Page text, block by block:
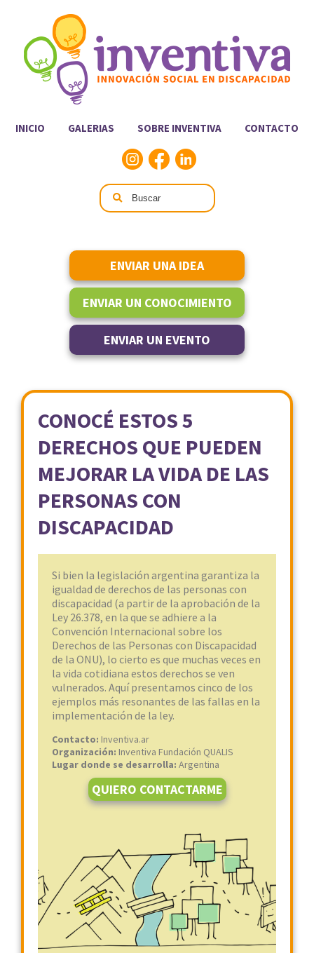
INICIO GALERIAS SOBRE INVENTIVA CONTACTO
ENVIAR UNA IDEA
ENVIAR UN CONOCIMIENTO
ENVIAR UN EVENTO
CONOCÉ ESTOS 5
DERECHOS QUE PUEDEN
MEJORAR LA VIDA DE LAS
PERSONAS CON
DISCAPACIDAD
Si bien la legislación argentina garantiza la
igualdad de derechos de las personas con
discapacidad (a partir de la aprobación de la
Ley 26.378, en la que se adhiere a la
Convención Internacional sobre los
Derechos de las Personas con Discapacidad
de la ONU), lo cierto es que muchas veces en
la vida cotidiana estos derechos se ven
vulnerados. Aquí presentamos cinco de los
ejemplos más resonantes de las fallas en la
implementación de la ley.
Contacto: Inventiva.ar
Organización: Inventiva Fundación QUALIS
Lugar donde se desarrolla: Argentina
QUIERO CONTACTARME